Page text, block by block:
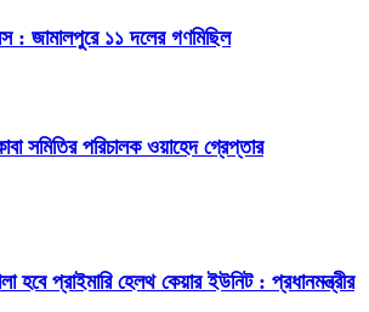
: জামালপুরে ১১ দলের গণমিছিল
সমিতির পরিচালক ওয়াহেদ গ্রেপ্তার
হবে প্রাইমারি হেলথ কেয়ার ইউনিট : প্রধানমন্ত্রীর